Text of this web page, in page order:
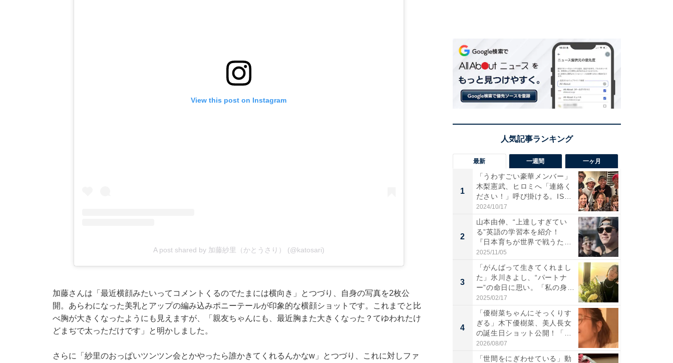
View this post on Instagram
A post shared by 加藤紗里（かとうさり） (@katosari)
加藤さんは「最近横顔みたいってコメントくるのでたまには横向き」とつづり、自身の写真を2枚公
開。あらわになった美乳とアップの編み込みポニーテールが印象的な横顔ショットです。これまでと比
べ胸が大きくなったようにも見えますが、「親友ちゃんにも、最近胸また大きくなった？てゆわれたけ
どまぢで太っただけです」と明かしました。
さらに「紗里のおっぱいツンツン会とかやったら誰かきてくれるんかなw」とつづり、これに対しファ
最新 一週間 一ヶ月
1
「うわすごい豪華メンバー」
木梨憲武、ヒロミへ「連絡く
ださい！」呼び掛ける。IS
S...
2024/10/17
2
山本由伸、“上達しすぎてい
る”英語の学習本を紹介！
『日本育ちが世界で戦うため
の...
2025/11/05
3
「がんばって生きてくれまし
た」氷川きよし、“パートナ
ー”の命日に思い。「私の身
体...
2025/02/17
4
「優樹菜ちゃんにそっくりす
ぎる」木下優樹菜、美人長女
の誕生日ショット公開！「1
4...
2026/08/07
「世間をにぎわせている」動